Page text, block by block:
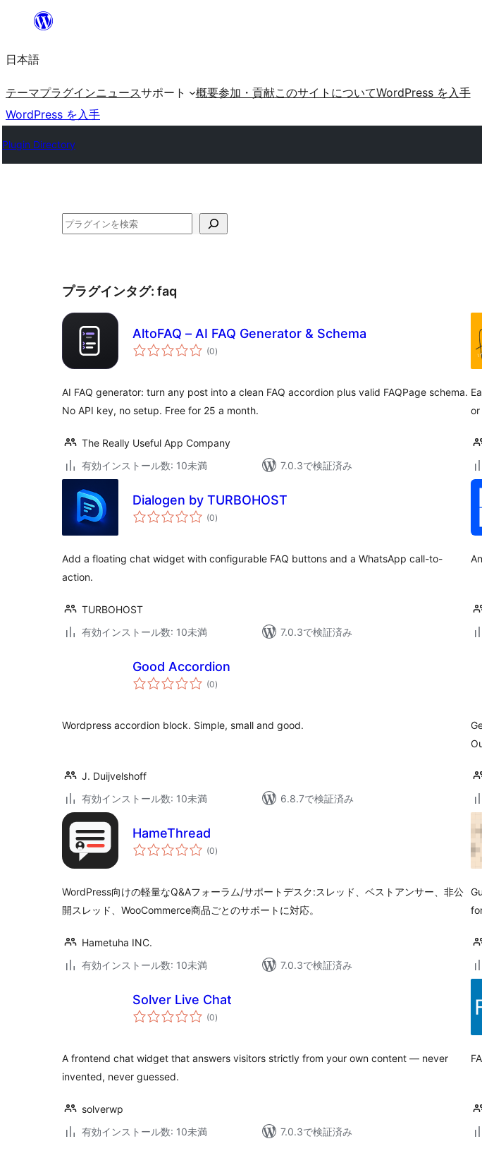
を
ッ
プ
日本語
テーマプラグインニュースサポート 概要参加・貢献このサイトについてWordPress を入手
WordPress を入手
Plugin Directory
検
プラグインタグ: faq
AltoFAQ – AI FAQ Generator & Schema
(0個
の)
AI FAQ generator: turn any post into a clean FAQ accordion plus valid FAQPage schema.
No API key, no setup. Free for 25 a month.
The Really Useful App Company
有効インストール数: 10未満
7.0.3で検証済み
Dialogen by TURBOHOST
(0個
の)
Add a floating chat widget with configurable FAQ buttons and a WhatsApp call-to-
action.
TURBOHOST
有効インストール数: 10未満
7.0.3で検証済み
Good Accordion
(0個
の)
Wordpress accordion block. Simple, small and good.
J. Duijvelshoff
有効インストール数: 10未満
6.8.7で検証済み
HameThread
(0個
の)
WordPress向けの軽量なQ&Aフォーラム/サポートデスク:スレッド、ベストアンサー、非公
開スレッド、WooCommerce商品ごとのサポートに対応。
Hametuha INC.
有効インストール数: 10未満
7.0.3で検証済み
Solver Live Chat
(0個
の)
A frontend chat widget that answers visitors strictly from your own content — never
invented, never guessed.
solverwp
有効インストール数: 10未満
7.0.3で検証済み